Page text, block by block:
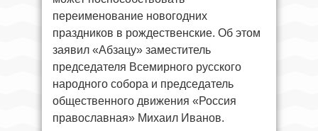
переименование новогодних
праздников в рождественские. Об этом
заявил «Абзацу» заместитель
председателя Всемирного русского
народного собора и председатель
общественного движения «Россия
православная» Михаил Иванов.